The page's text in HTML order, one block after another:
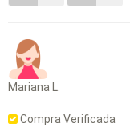
Mariana L.
Compra Verificada